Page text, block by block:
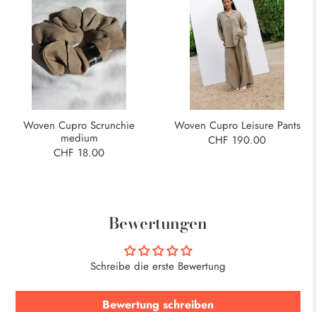
Woven Cupro Scrunchie
medium
CHF 18.00
Woven Cupro Leisure Pants
CHF 190.00
Bewertungen
Schreibe die erste Bewertung
Bewertung schreiben